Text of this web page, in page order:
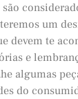
um
devem te
e
algumas
do